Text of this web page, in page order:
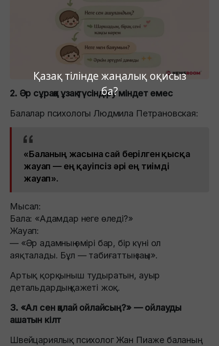
Қазақ тілінде жаңалық оқисыз
ба?
2. Әр сұраққа ұзақ түсіндіру міндет емес
Балалар психологы Людмила Петрановская:
«Баланың жасына сай берілген қысқа
жауап — ең қауіпсіз әрі ең тиімді
жауап».
Мысал:
Бала: «Адамдар неге өледі?»
Жауап:
— «Әр адамның өмірі бар, бір күні ол
аяқталады. Бұл — табиғаттың заңы».
Артық қорқыныш тудыратын, ауыр
детальдардың қажеті жоқ.
3. «Ал сен қалай ойлайсың?» — ойлауды
ашатын кілт
Швейцариялық психолог Жан Пиаже баланың